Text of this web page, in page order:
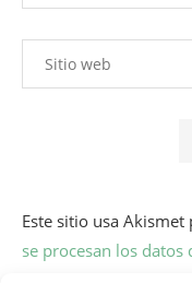
Este sitio usa
se procesan los datos